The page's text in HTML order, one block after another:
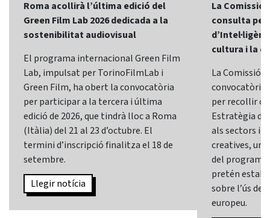
Roma acollirà l’última edició del
Green Film Lab 2026 dedicada a la
sostenibilitat audiovisual
El programa internacional Green Film
Lab, impulsat per TorinoFilmLab i
Green Film, ha obert la convocatòria
per participar a la tercera i última
edició de 2026, que tindrà lloc a Roma
(Itàlia) del 21 al 23 d’octubre. El
termini d’inscripció finalitza el 18 de
setembre.
Llegir notícia
La Comissió
consulta
cultura i la
La Comissió
convocatòria
per recollir
Estratègia
als sectors i
creatives,
del programa
pretén
sobre l’ús de
europeu.